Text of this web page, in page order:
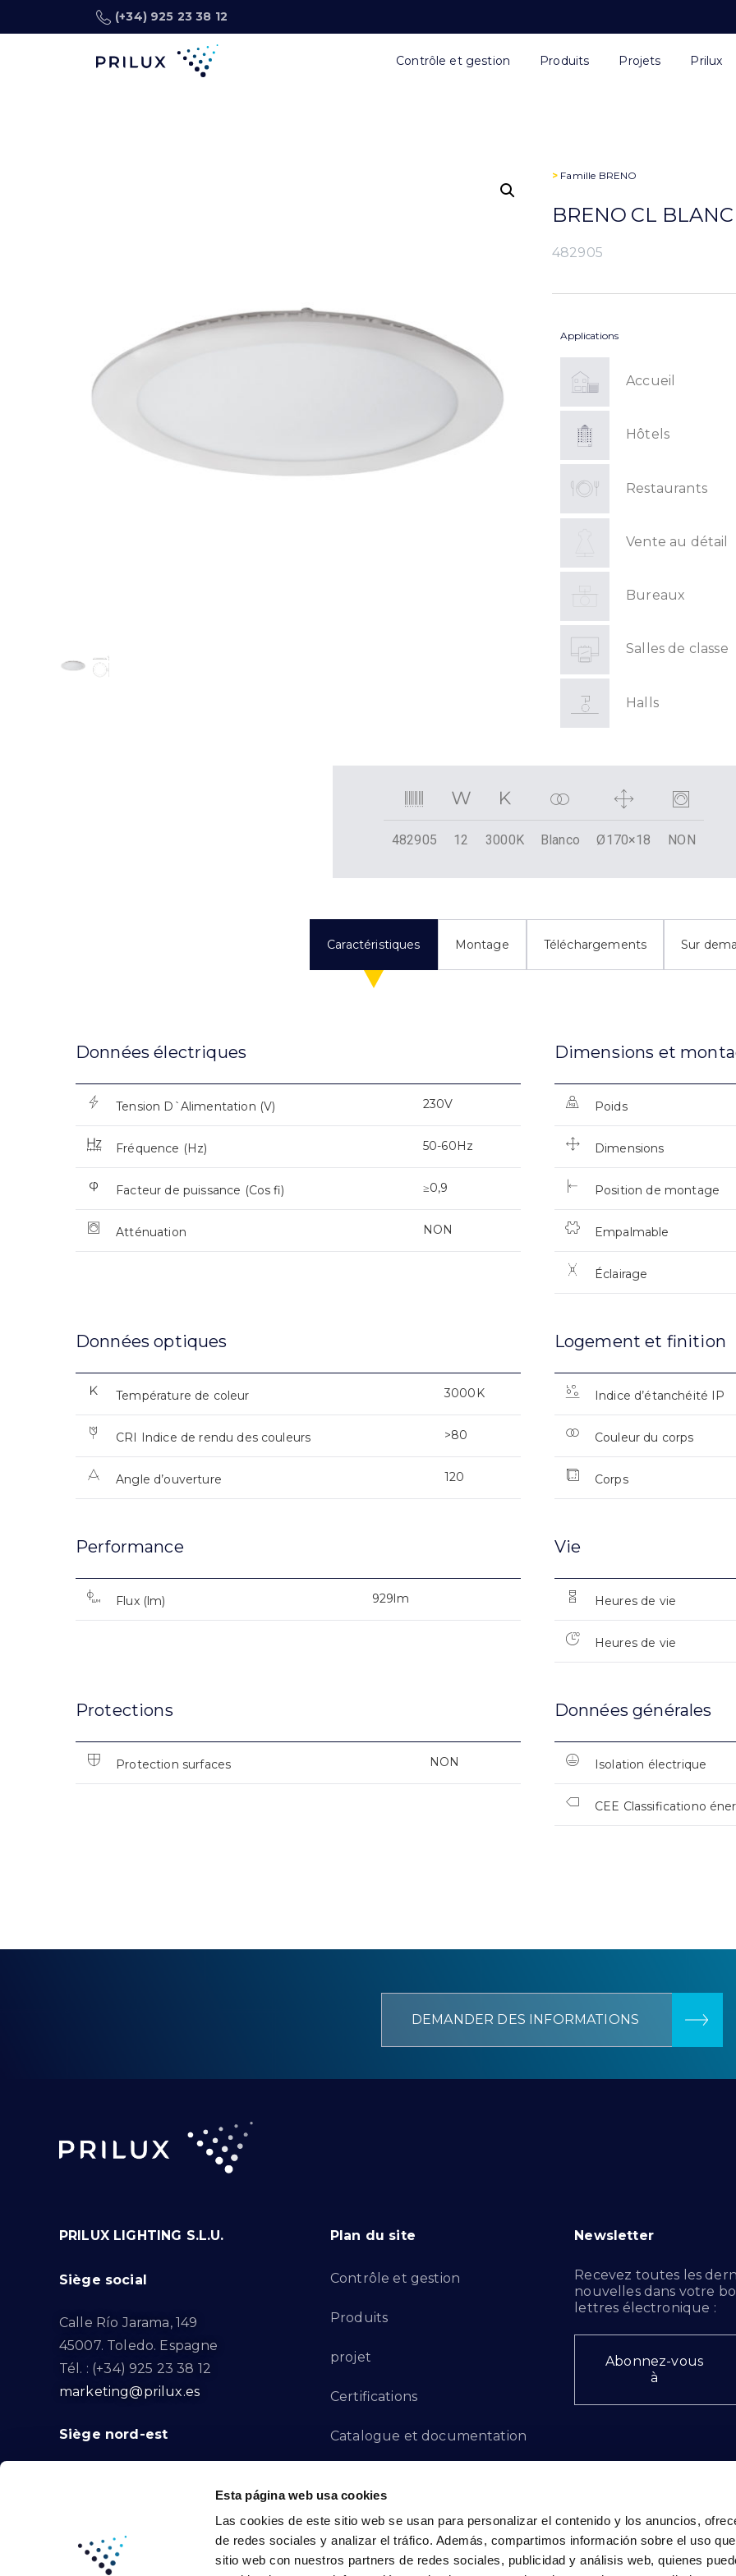
Esta página web usa cookies
Las cookies de este sitio web se usan para personalizar el contenido y los anuncios,
de redes sociales y analizar el tráfico. Además, compartimos información sobre el uso
sitio web con nuestros partners de redes sociales, publicidad y análisis web, quienes
(+34) 925 23 38 12
Contrôle et gestion Produits Projets Prilux
> Famille BRENO
BRENO CL
482905
Applications
Accueil
Hôtels
Restaurants
Vente au détail
Bureaux
Salles de classe
Halls
482905 12 3000K Blanco Ø170×18 NON
Caractéristiques Montage Téléchargements Sur
Données électriques
Tension D`Alimentation (V) 230V
Fréquence (Hz) 50-60Hz
Facteur de puissance (Cos fi) ≥0,9
Atténuation NON
Dimensions et
Poids
Dimensions
Position de montage
Empalmable
Éclairage
Données optiques
Température de coleur 3000K
CRI Indice de rendu des couleurs >80
Angle d’ouverture 120
Logement et finition
Indice d’étanchéité IP
Couleur du corps
Corps
Performance
Flux (lm) 929lm
Vie
Heures de vie
Heures de vie
Protections
Protection surfaces NON
Données générales
Isolation électrique
CEE Classificationo
DEMANDER DES INFORMATIONS
PRILUX LIGHTING S.L.U.
Siège social
Calle Río Jarama, 149
45007. Toledo. Espagne
Tél. : (+34) 925 23 38 12
marketing@prilux.es
Siège nord-est
08791. Sant Llorenç d’Hortons.
Tél. : (+34) 93 719 23 29
marketing@prilux.es
Plan du site
Contrôle et gestion
Produits
projet
Certifications
Catalogue et documentation
Canal des plaintes
Contacto - FR
Newsletter
Recevez toutes les
nouvelles dans votre
lettres électronique :
Abonnez-vous
à